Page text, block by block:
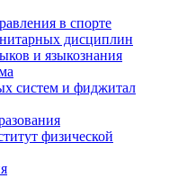
в спорте
дисциплин
и языкознания
систем и фиджитал
физической